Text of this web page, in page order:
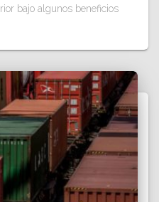
bajo algunos beneficios